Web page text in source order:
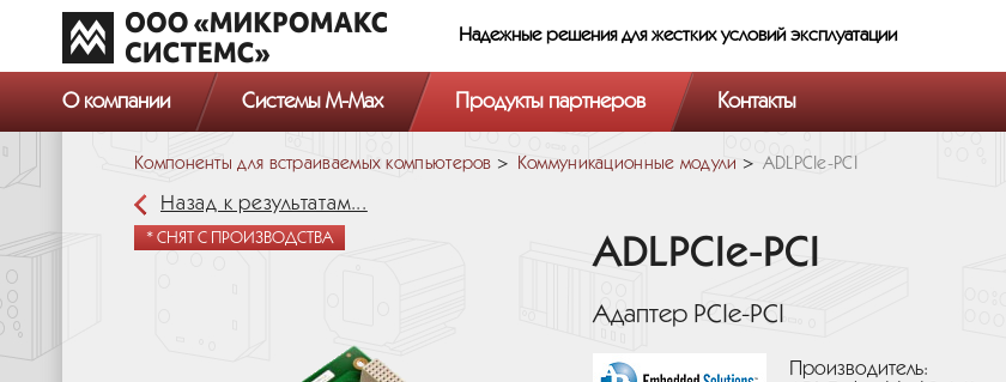
Надежные решения для жестких условий эксплуатации
О компании Системы M-Max Продукты партнеров Контакты
Компоненты для встраиваемых компьютеров Коммуникационные модули ADLPCIe-PCI
Назад к результатам...
* СНЯТ С ПРОИЗВОДСТВА ADLPCIe-PCI
Адаптер PCIe-PCI
Производитель: